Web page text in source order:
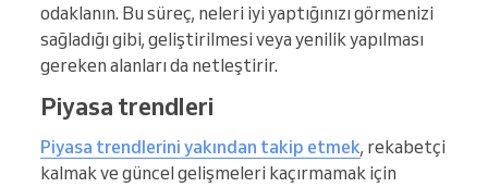
odaklanın. Bu süreç, neleri iyi yaptığınızı görmenizi
sağladığı gibi, geliştirilmesi veya yenilik yapılması
gereken alanları da netleştirir.
Piyasa trendleri
Piyasa trendlerini yakından takip etmek, rekabetçi
kalmak ve güncel gelişmeleri kaçırmamak için